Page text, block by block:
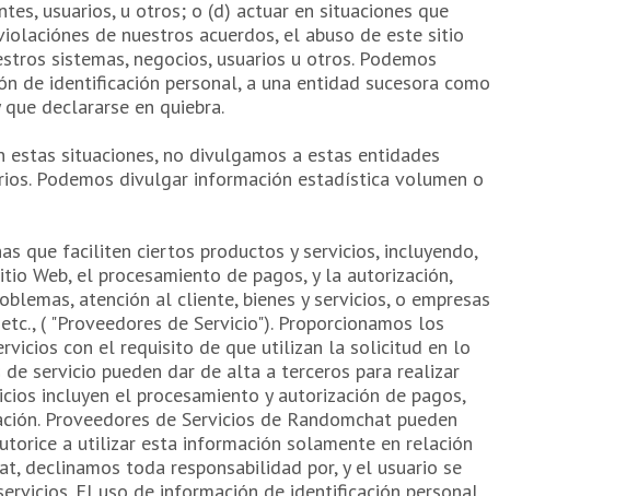
usuarios, u otros; o (d) actuar en situaciones que
de nuestros acuerdos, el abuso de este sitio
sistemas, negocios, usuarios u otros. Podemos
de identificación personal, a una entidad sucesora como
declararse en quiebra.
situaciones, no divulgamos a estas entidades
Podemos divulgar información estadística volumen o
que faciliten ciertos productos y servicios, incluyendo,
Web, el procesamiento de pagos, y la autorización,
atención al cliente, bienes y servicios, o empresas
( "Proveedores de Servicio"). Proporcionamos los
con el requisito de que utilizan la solicitud en lo
servicio pueden dar de alta a terceros para realizar
incluyen el procesamiento y autorización de pagos,
Proveedores de Servicios de Randomchat pueden
a utilizar esta información solamente en relación
declinamos toda responsabilidad por, y el usuario se